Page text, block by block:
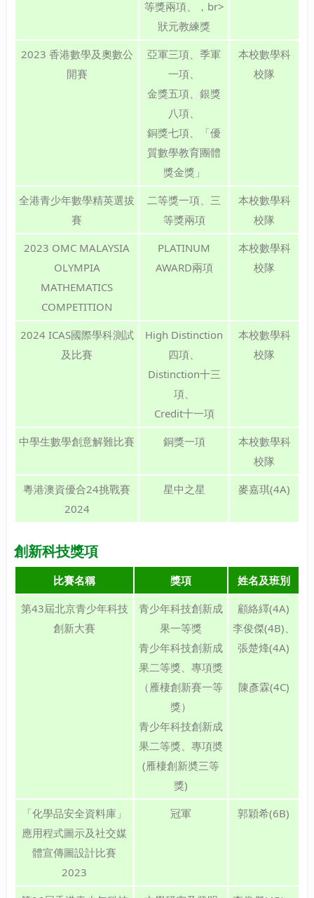
等獎兩項、，br>
狀元教練獎
2023 香港數學及奧數公
開賽
亞軍三項、季軍
一項、
金獎五項、銀獎
八項、
銅獎七項、「優
質數學教育團體
獎金獎」
本校數學科
校隊
全港青少年數學精英選拔
賽
二等獎一項、三
等獎兩項
本校數學科
校隊
2023 OMC MALAYSIA
OLYMPIA
MATHEMATICS
COMPETITION
PLATINUM
AWARD兩項
本校數學科
校隊
2024 ICAS國際學科測試
及比賽
High Distinction
四項、
Distinction十三
項、
Credit十一項
本校數學科
校隊
中學生數學創意解難比賽 銅獎一項
本校數學科
校隊
粵港澳資優合24挑戰賽
2024
星中之星 麥嘉琪(4A)
創新科技獎項
比賽名稱 獎項
姓名及班別
第43屆北京青少年科技
創新大賽
青少年科技創新成
果一等獎
青少年科技創新成
果二等獎、專項獎
（雁棲創新賽一等
獎）
青少年科技創新成
果二等獎、專項奬
(雁棲創新奬三等
獎)
顧絡繹(4A)
李俊傑(4B)、
張楚烽(4A)
陳彥霖(4C)
「化學品安全資料庫」
應用程式圖示及社交媒
體宣傳圖設計比賽
2023
冠軍 郭穎希(6B)